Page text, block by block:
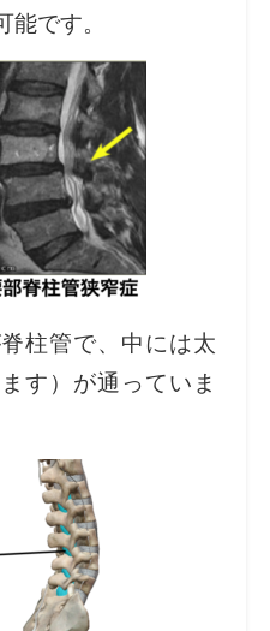
能です。
柱管で、中には太
す）が通っていま